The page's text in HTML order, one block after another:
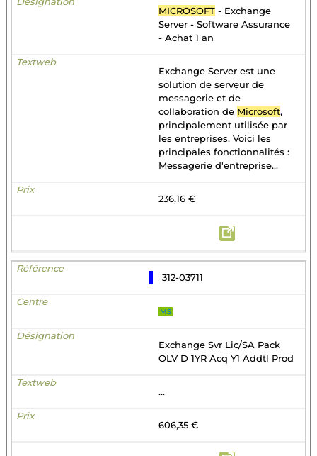
MICROSOFT - Exchange
Server - Software Assurance
- Achat 1 an
Exchange Server est une
solution de serveur de
messagerie et de
collaboration de Microsoft,
principalement utilisée par
les entreprises. Voici les
principales fonctionnalités :
Messagerie d'entreprise...
236,16 €
312-03711
MS
Exchange Svr Lic/SA Pack
OLV D 1YR Acq Y1 Addtl Prod
...
606,35 €